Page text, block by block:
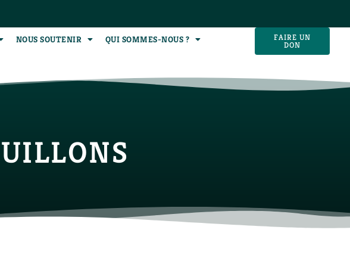
NOUS SOUTENIR QUI SOMMES-NOUS ? FAIRE UN
DON